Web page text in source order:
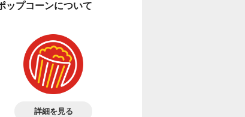
ップコーンについて
詳細を見る